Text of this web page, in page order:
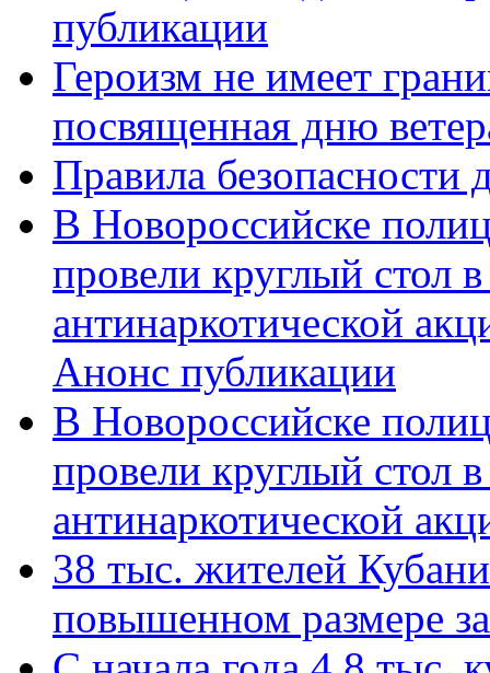
публикации
Героизм не имеет
посвященная дню
Правила безопасности
В Новороссийске
провели круглый стол
антинаркотической
Анонс публикации
В Новороссийске
провели круглый стол
антинаркотической
38 тыс. жителей
повышенном размере